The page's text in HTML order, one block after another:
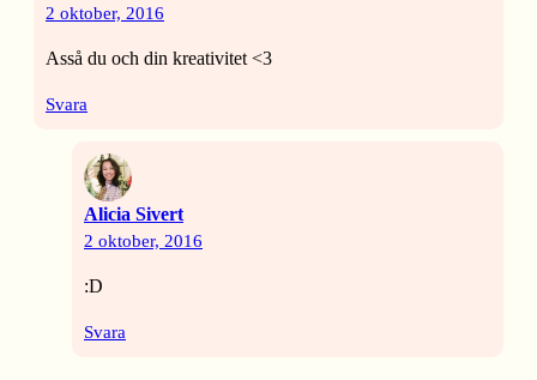
2 oktober, 2016
Asså du och din kreativitet <3
Svara
Alicia Sivert
2 oktober, 2016
:D
Svara